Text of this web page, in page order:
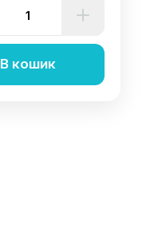
В кошик